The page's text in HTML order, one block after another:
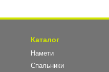
Каталог
Намети
Спальники